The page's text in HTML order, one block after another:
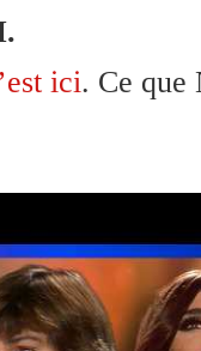
ici. Ce que